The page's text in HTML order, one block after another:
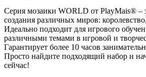
Серия мозаики WORLD от PlayMais® –
создания различных миров:
Идеально подходит для игрового
различными темами в игровой и
Гарантирует более 10 часов
Просто найдите подходящий набор и
сейчас!